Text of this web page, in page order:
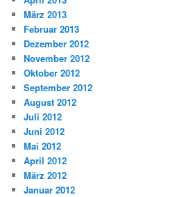
März 2013
Februar 2013
Dezember 2012
November 2012
Oktober 2012
September 2012
August 2012
Juli 2012
Juni 2012
Mai 2012
April 2012
März 2012
Januar 2012